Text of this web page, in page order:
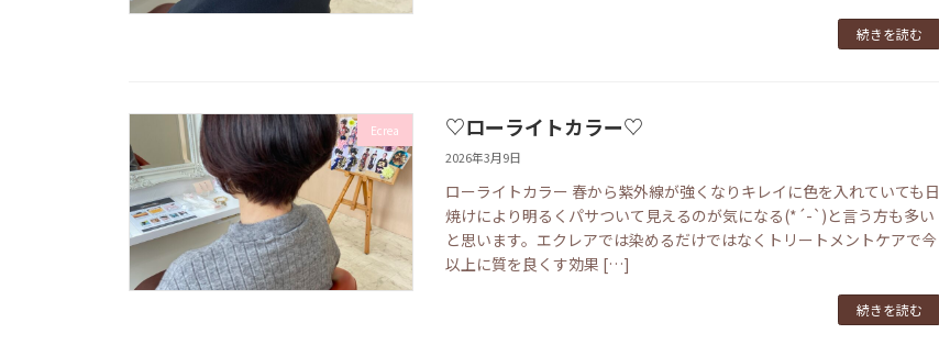
続きを読む
Ecrea ♡ローライトカラー♡
2026年3月9日
ローライトカラー 春から紫外線が強くなりキレイに色を入れていても日
焼けにより明るくパサついて見えるのが気になる(*´-`)と言う方も多い
と思います。エクレアでは染めるだけではなくトリートメントケアで今
以上に質を良くす効果 […]
続きを読む